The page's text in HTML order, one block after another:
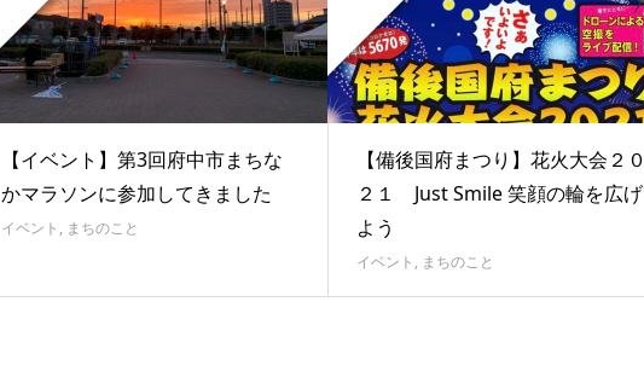
【イベント】第3回府中市まちな
かマラソンに参加してきました
イベント , まちのこと
【備後国府まつり】花火大会２０
２１ Just Smile 笑顔の輪を広げ
よう
イベント , まちのこと